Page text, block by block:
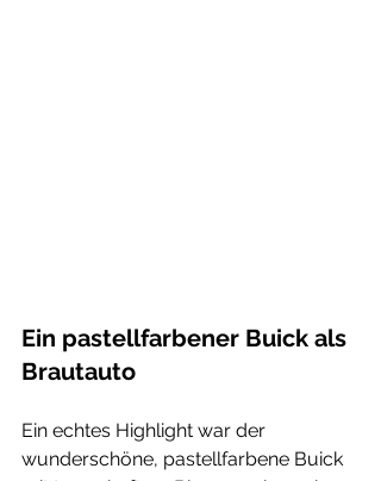
Ein pastellfarbener Buick als
Brautauto
Ein echtes Highlight war der
wunderschöne, pastellfarbene Buick